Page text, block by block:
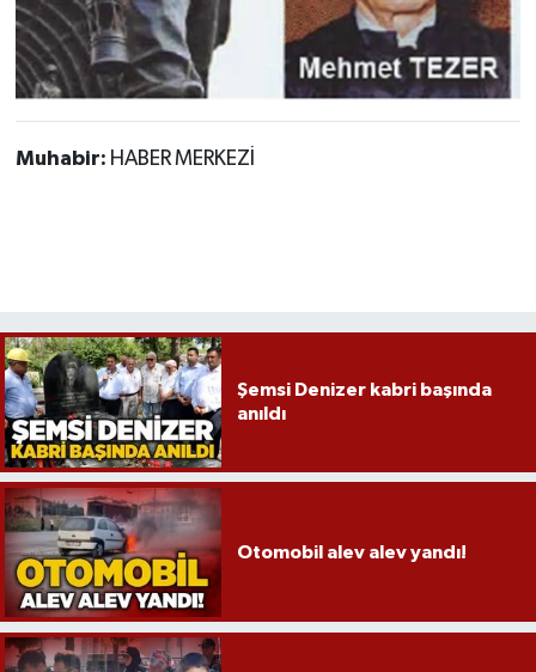
Muhabir: HABER MERKEZİ
Şemsi Denizer kabri başında
anıldı
Otomobil alev alev yandı!